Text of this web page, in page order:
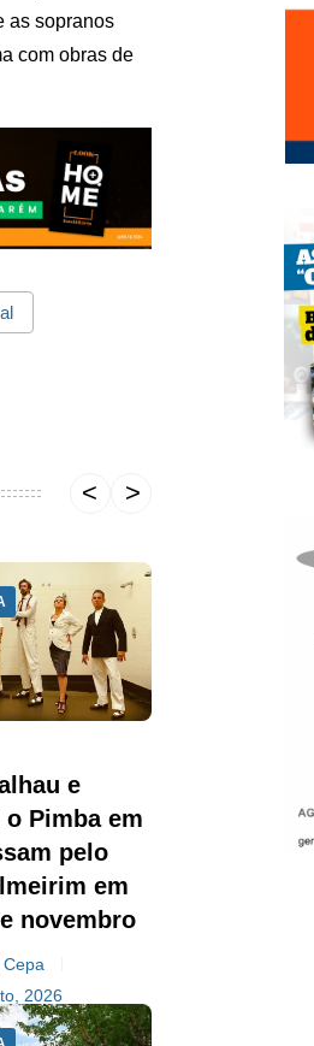
as sopranos
com obras de
e
o Pimba em
pelo
em
novembro
Cepa
2026